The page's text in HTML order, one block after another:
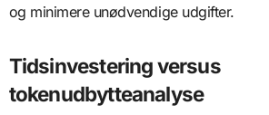
og minimere unødvendige udgifter.
Tidsinvestering versus
tokenudbytteanalyse